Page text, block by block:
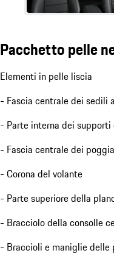
Pacchetto pelle
Elementi in pelle liscia
- Fascia centrale dei sedili
- Parte interna dei
- Fascia centrale dei
- Corona del volante
- Parte superiore della
- Bracciolo della consolle
- Braccioli e maniglie